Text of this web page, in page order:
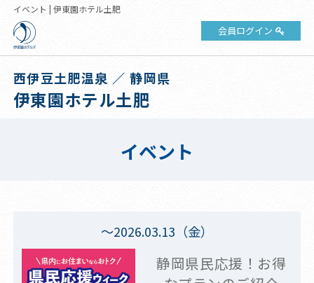
イベント | 伊東園ホテル土肥
会員ログイン
西伊豆土肥温泉 ／ 静岡県
伊東園ホテル土肥
イベント
～2026.03.13（金）
静岡県民応援！お得